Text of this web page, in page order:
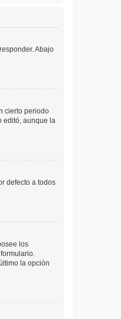
Abajo
cierto periodo
editó, aunque la
defecto a todos
los
la opción